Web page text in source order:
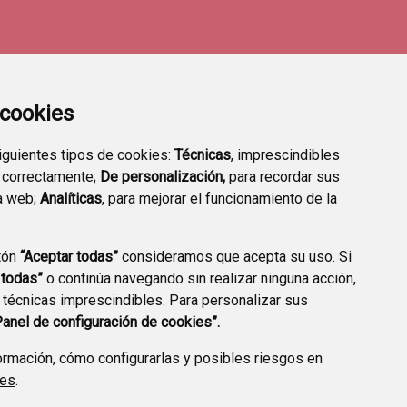
tipos de cookies: Técnicas, imprescindibles
De personalización, para recordar sus
web; Analíticas, para mejorar el funcionamiento de la
“Aceptar todas” consideramos que acepta su uso. Si
o continúa navegando sin realizar ninguna acción,
imprescindibles. Para personalizar sus
de configuración de cookies”.
cómo configurarlas y posibles riesgos en
.
TRANSPARENCIA
ENLACES A TRÁMITES
HABITUALES